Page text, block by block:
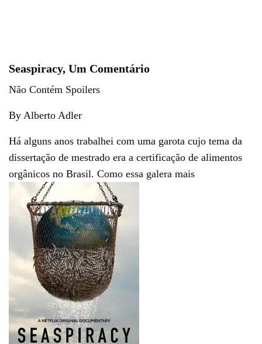
Seaspiracy, Um Comentário
Não Contém Spoilers
By Alberto Adler
Há alguns anos trabalhei com uma garota cujo tema da
dissertação de mestrado era a certificação de alimentos
orgânicos no Brasil. Como essa galera mais